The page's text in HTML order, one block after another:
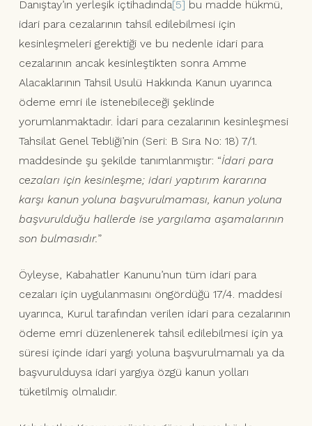
Danıştay’ın yerleşik içtihadında[5] bu madde hükmü,
idari para cezalarının tahsil edilebilmesi için
kesinleşmeleri gerektiği ve bu nedenle idari para
cezalarının ancak kesinleştikten sonra Amme
Alacaklarının Tahsil Usulü Hakkında Kanun uyarınca
ödeme emri ile istenebileceği şeklinde
yorumlanmaktadır. İdari para cezalarının kesinleşmesi
Tahsilat Genel Tebliği’nin (Seri: B Sıra No: 18) 7/1.
maddesinde şu şekilde tanımlanmıştır: “İdari para
cezaları için kesinleşme; idari yaptırım kararına
karşı kanun yoluna başvurulmaması, kanun yoluna
başvurulduğu hallerde ise yargılama aşamalarının
son bulmasıdır.”
Öyleyse, Kabahatler Kanunu’nun tüm idari para
cezaları için uygulanmasını öngördüğü 17/4. maddesi
uyarınca, Kurul tarafından verilen idari para cezalarının
ödeme emri düzenlenerek tahsil edilebilmesi için ya
süresi içinde idari yargı yoluna başvurulmamalı ya da
başvurulduysa idari yargıya özgü kanun yolları
tüketilmiş olmalıdır.